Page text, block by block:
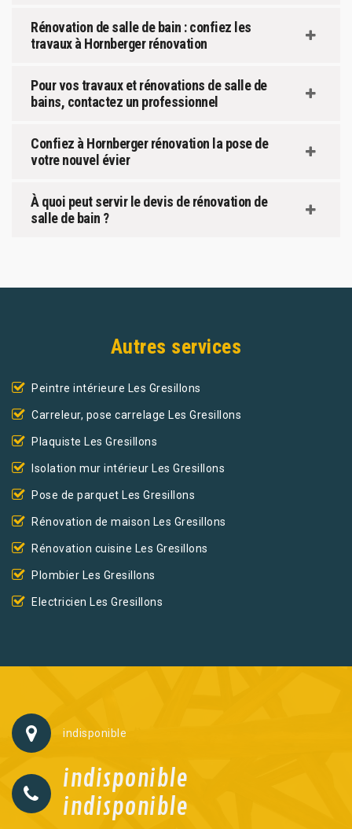
Rénovation de salle de bain : confiez les
travaux à Hornberger rénovation
Pour vos travaux et rénovations de salle de
bains, contactez un professionnel
Confiez à Hornberger rénovation la pose de
votre nouvel évier
À quoi peut servir le devis de rénovation de
salle de bain ?
Autres services
Peintre intérieure Les Gresillons
Carreleur, pose carrelage Les Gresillons
Plaquiste Les Gresillons
Isolation mur intérieur Les Gresillons
Pose de parquet Les Gresillons
Rénovation de maison Les Gresillons
Rénovation cuisine Les Gresillons
Plombier Les Gresillons
Electricien Les Gresillons
indisponible
indisponible
indisponible